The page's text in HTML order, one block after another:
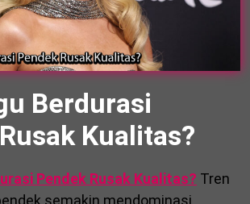
Berdurasi
Kualitas?
Pendek Rusak Kualitas? Tren